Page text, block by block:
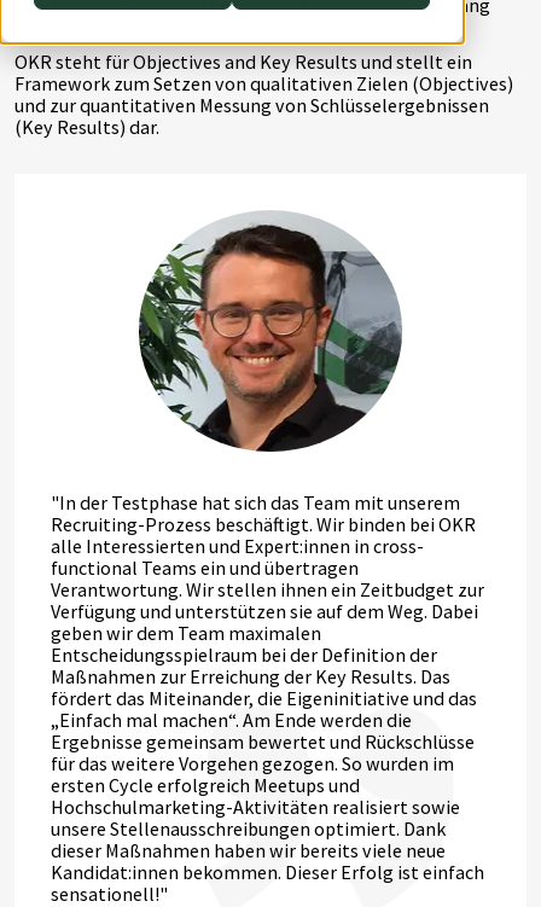
Strategie in größeren Teams zu definieren, wurde Anfang
OKR steht für Objectives and Key Results und stellt ein
Framework zum Setzen von qualitativen Zielen (Objectives)
und zur quantitativen Messung von Schlüsselergebnissen
(Key Results) dar.
"In der Testphase hat sich das Team mit unserem
Recruiting-Prozess beschäftigt. Wir binden bei OKR
alle Interessierten und Expert:innen in cross-
functional Teams ein und übertragen
Verantwortung. Wir stellen ihnen ein Zeitbudget zur
Verfügung und unterstützen sie auf dem Weg. Dabei
geben wir dem Team maximalen
Entscheidungsspielraum bei der Definition der
Maßnahmen zur Erreichung der Key Results. Das
fördert das Miteinander, die Eigeninitiative und das
„Einfach mal machen“. Am Ende werden die
Ergebnisse gemeinsam bewertet und Rückschlüsse
für das weitere Vorgehen gezogen. So wurden im
ersten Cycle erfolgreich Meetups und
Hochschulmarketing-Aktivitäten realisiert sowie
unsere Stellenausschreibungen optimiert. Dank
dieser Maßnahmen haben wir bereits viele neue
Kandidat:innen bekommen. Dieser Erfolg ist einfach
sensationell!"
Datenstrategie & Datenorganisation